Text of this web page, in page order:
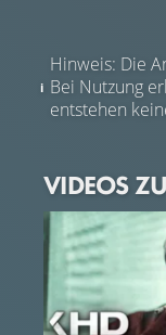
Hinweis: Die
Bei Nutzung
entstehen
VIDEOS ZU